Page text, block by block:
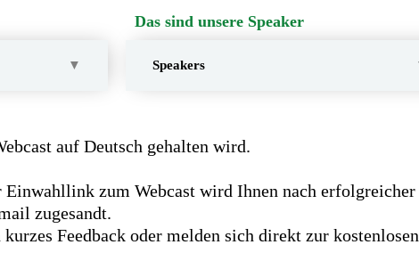
Das sind unsere Speaker
Speakers
auf Deutsch gehalten wird.
zum Webcast wird Ihnen nach erfolgreicher
zugesandt.
Feedback oder melden sich direkt zur kostenlosen